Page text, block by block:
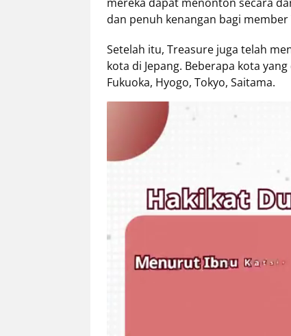
dan penuh kenangan bagi
Setelah itu, Treasure juga telah
kota di Jepang. Beberapa kota
Fukuoka, Hyogo, Tokyo, Saitama.
ihram.republika.co.id